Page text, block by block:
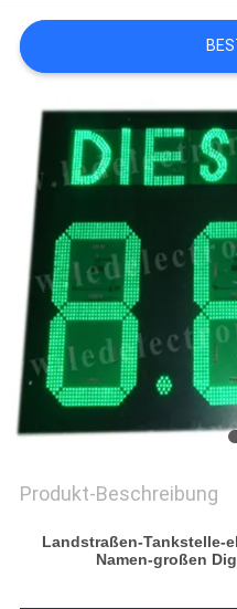
FORDERN
SIE
EIN
ZITAT
SITEMAP
PRIVACY
POLICY
Produkt-Beschreibung
Landstraßen-Tankstelle-
Namen-großen